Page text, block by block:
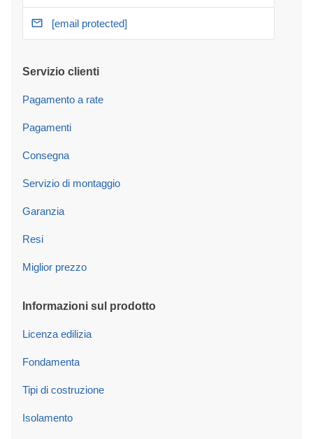
[email protected]
Servizio clienti
Pagamento a rate
Pagamenti
Consegna
Servizio di montaggio
Garanzia
Resi
Miglior prezzo
Informazioni sul prodotto
Licenza edilizia
Fondamenta
Tipi di costruzione
Isolamento